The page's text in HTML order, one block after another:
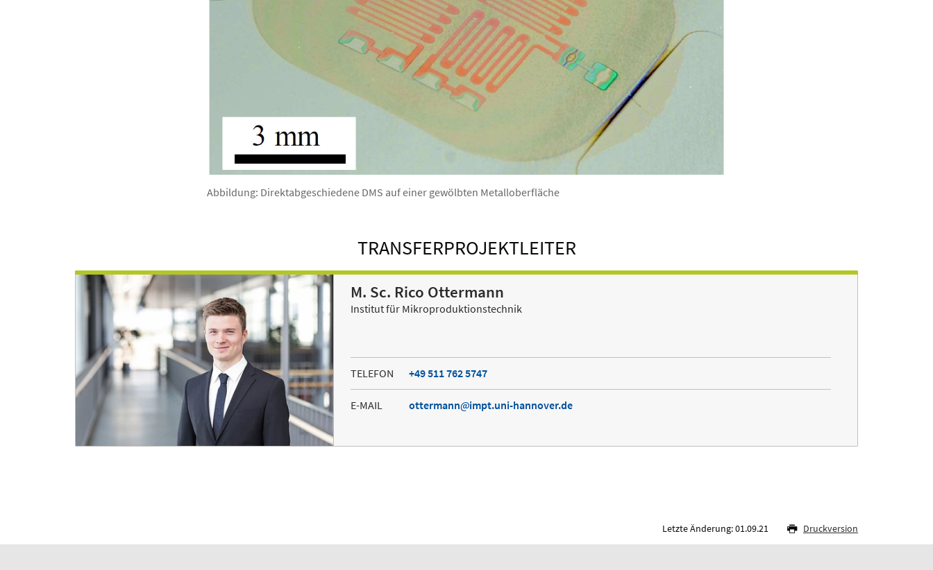
Abbildung: Direktabgeschiedene DMS auf einer gewölbten Metalloberfläche
TRANSFERPROJEKTLEITER
M. Sc. Rico Ottermann
Institut für Mikroproduktionstechnik
TELEFON +49 511 762 5747
E-MAIL ottermann impt.uni-hannover.de
Letzte Änderung: 01.09.21 Druckversion